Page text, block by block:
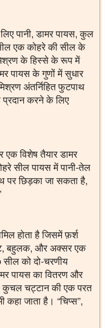
पानी, डामर पायस, कुल
एक कोहरे की सील के
के हिस्से के रूप में
पायस के गुणों में सुधार
अंतर्निहित फुटपाथ
करने के लिए
विशेष तैयार डामर
सील पायस में पानी-तेल
पर छिड़का जा सकता है,
होता है जिसमें फ़र्श
बहुलक, और अक्सर एक
को दो-चरणीय
पायस का वितरण और
कुचल चट्टान की एक परत
कहा जाता है। “चिप्स”,